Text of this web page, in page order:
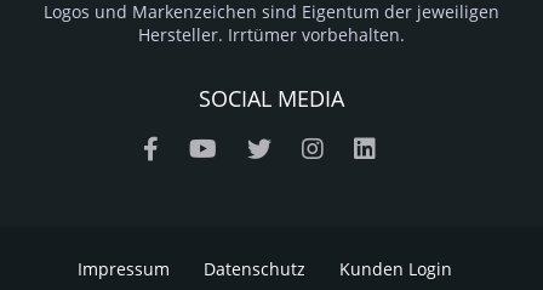
Logos und Markenzeichen sind Eigentum der jeweiligen
Hersteller. Irrtümer vorbehalten.
SOCIAL MEDIA
Impressum Datenschutz Kunden Login